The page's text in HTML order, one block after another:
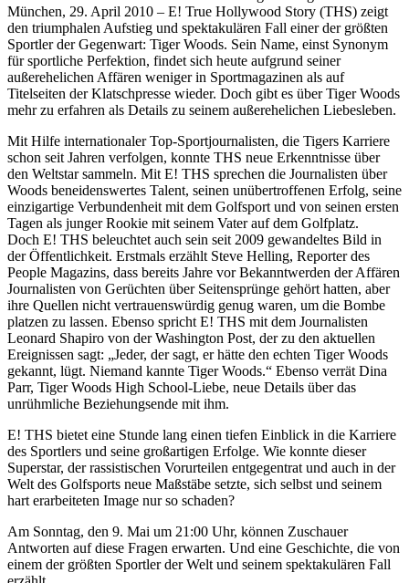
München, 29. April 2010 – E! True Hollywood Story (THS) zeigt
den triumphalen Aufstieg und spektakulären Fall einer der größten
Sportler der Gegenwart: Tiger Woods. Sein Name, einst Synonym
für sportliche Perfektion, findet sich heute aufgrund seiner
außerehelichen Affären weniger in Sportmagazinen als auf
Titelseiten der Klatschpresse wieder. Doch gibt es über Tiger Woods
mehr zu erfahren als Details zu seinem außerehelichen Liebesleben.
Mit Hilfe internationaler Top-Sportjournalisten, die Tigers Karriere
schon seit Jahren verfolgen, konnte THS neue Erkenntnisse über
den Weltstar sammeln. Mit E! THS sprechen die Journalisten über
Woods beneidenswertes Talent, seinen unübertroffenen Erfolg, seine
einzigartige Verbundenheit mit dem Golfsport und von seinen ersten
Tagen als junger Rookie mit seinem Vater auf dem Golfplatz.
Doch E! THS beleuchtet auch sein seit 2009 gewandeltes Bild in
der Öffentlichkeit. Erstmals erzählt Steve Helling, Reporter des
People Magazins, dass bereits Jahre vor Bekanntwerden der Affären
Journalisten von Gerüchten über Seitensprünge gehört hatten, aber
ihre Quellen nicht vertrauenswürdig genug waren, um die Bombe
platzen zu lassen. Ebenso spricht E! THS mit dem Journalisten
Leonard Shapiro von der Washington Post, der zu den aktuellen
Ereignissen sagt: „Jeder, der sagt, er hätte den echten Tiger Woods
gekannt, lügt. Niemand kannte Tiger Woods.“ Ebenso verrät Dina
Parr, Tiger Woods High School-Liebe, neue Details über das
unrühmliche Beziehungsende mit ihm.
E! THS bietet eine Stunde lang einen tiefen Einblick in die Karriere
des Sportlers und seine großartigen Erfolge. Wie konnte dieser
Superstar, der rassistischen Vorurteilen entgegentrat und auch in der
Welt des Golfsports neue Maßstäbe setzte, sich selbst und seinem
hart erarbeiteten Image nur so schaden?
Am Sonntag, den 9. Mai um 21:00 Uhr, können Zuschauer
Antworten auf diese Fragen erwarten. Und eine Geschichte, die von
einem der größten Sportler der Welt und seinem spektakulären Fall